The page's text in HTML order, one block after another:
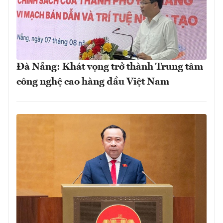
Đà Nẵng: Khát vọng trở thành Trung tâm
công nghệ cao hàng đầu Việt Nam